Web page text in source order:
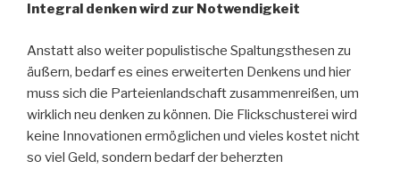
Integral denken wird zur Notwendigkeit
Anstatt also weiter populistische Spaltungsthesen zu
äußern, bedarf es eines erweiterten Denkens und hier
muss sich die Parteienlandschaft zusammenreißen, um
wirklich neu denken zu können. Die Flickschusterei wird
keine Innovationen ermöglichen und vieles kostet nicht
so viel Geld, sondern bedarf der beherzten